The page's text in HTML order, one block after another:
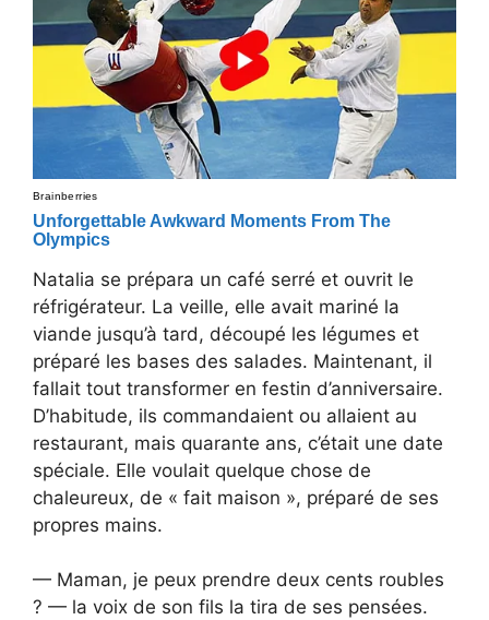
Natalia se prépara un café serré et ouvrit le
réfrigérateur. La veille, elle avait mariné la
viande jusqu’à tard, découpé les légumes et
préparé les bases des salades. Maintenant, il
fallait tout transformer en festin d’anniversaire.
D’habitude, ils commandaient ou allaient au
restaurant, mais quarante ans, c’était une date
spéciale. Elle voulait quelque chose de
chaleureux, de « fait maison », préparé de ses
propres mains.
— Maman, je peux prendre deux cents roubles
? — la voix de son fils la tira de ses pensées.